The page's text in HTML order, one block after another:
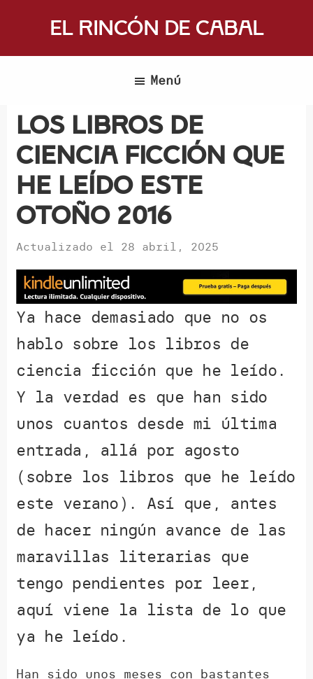
El Rincón de Cabal
reúnen
hablar
ciencia
ficción
Menú
Los libros de
ciencia ficción que
he leído este
otoño 2016
Actualizado el 28 abril, 2025
Ya hace demasiado que no os
hablo sobre los libros de
ciencia ficción que he leído.
Y la verdad es que han sido
unos cuantos desde mi última
entrada, allá por agosto
(sobre los libros que he leído
este verano). Así que, antes
de hacer ningún avance de las
maravillas literarias que
tengo pendientes por leer,
aquí viene la lista de lo que
ya he leído.
Han sido unos meses con bastantes